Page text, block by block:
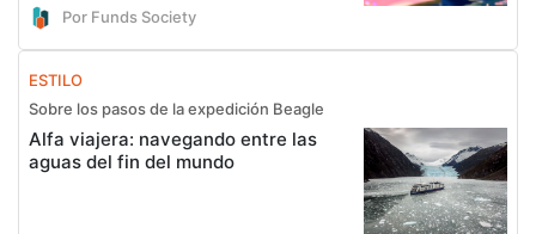
Por Funds Society
ESTILO
Sobre los pasos de la expedición Beagle
Alfa viajera: navegando entre las
aguas del fin del mundo